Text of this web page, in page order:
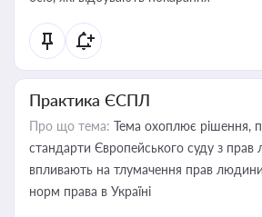
Практика ЄСПЛ
Про що тема: Тема охоплює рішення,
стандарти Європейського суду з прав
впливають на тлумачення прав людини
норм права в Україні